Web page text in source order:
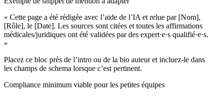
« Cette page a été rédigée avec l’aide de l’IA et relue par [Nom],
[Rôle], le [Date]. Les sources sont citées et toutes les affirmations
médicales/juridiques ont été validées par des expert·e·s qualifié·e·s.
»
Placez ce bloc près de l’intro ou de la bio auteur et incluez-le dans
les champs de schema lorsque c’est pertinent.
Compliance minimum viable pour les petites équipes